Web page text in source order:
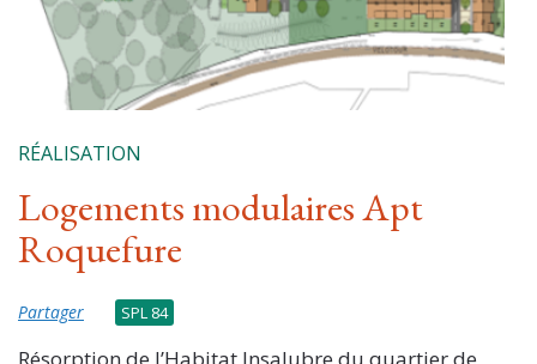
RÉALISATION
Logements modulaires Apt
Roquefure
Partager SPL 84